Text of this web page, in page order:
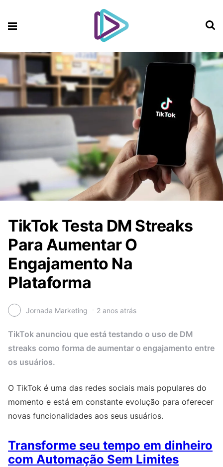
TikTok Testa DM Streaks
Para Aumentar O
Engajamento Na
Plataforma
Jornada Marketing 2 anos atrás
TikTok anunciou que está testando o uso de DM
streaks como forma de aumentar o engajamento entre
os usuários.
O TikTok é uma das redes sociais mais populares do
momento e está em constante evolução para oferecer
novas funcionalidades aos seus usuários.
Transforme seu tempo em dinheiro
com Automação Sem Limites